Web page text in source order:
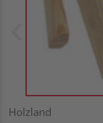
Holzland